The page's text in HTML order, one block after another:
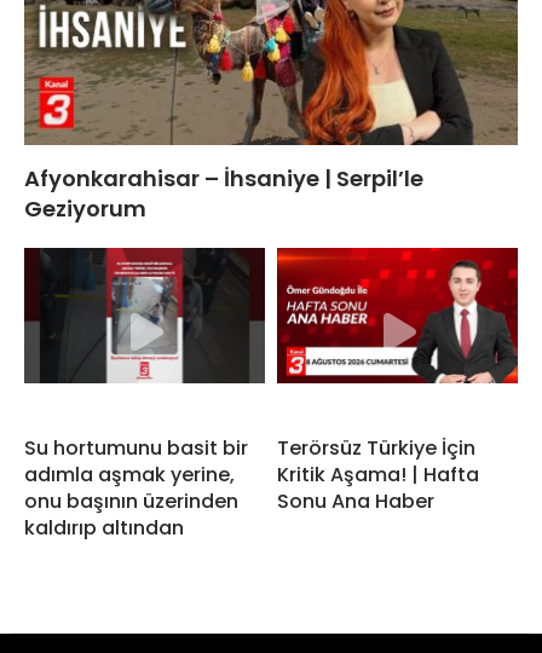
Afyonkarahisar – İhsaniye | Serpil’le
Geziyorum
Su hortumunu basit bir
adımla aşmak yerine,
onu başının üzerinden
kaldırıp altından
Terörsüz Türkiye İçin
Kritik Aşama! | Hafta
Sonu Ana Haber